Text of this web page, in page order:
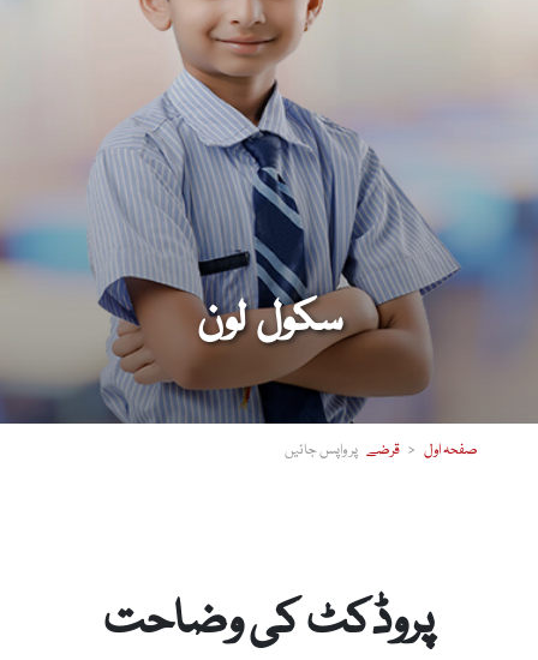
سکول لون
صفحہ اول قرضے
پروڈکٹ کی وضاحت